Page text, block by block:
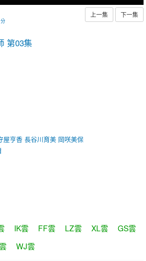
分
上一集 下一集
第03集
屋亨香 長谷川育美 岡咲美保
IK雲 FF雲 LZ雲 XL雲
GS雲
WJ雲